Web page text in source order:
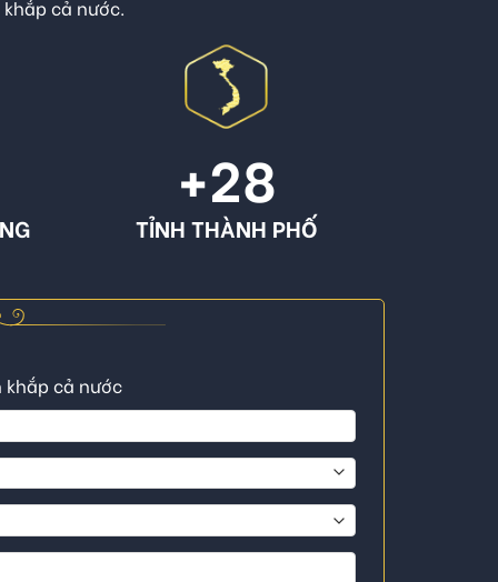
khắp cả nước.
+28
TỈNH THÀNH PHỐ
khắp cả nước